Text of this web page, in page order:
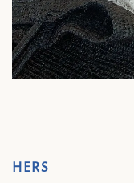
HERS